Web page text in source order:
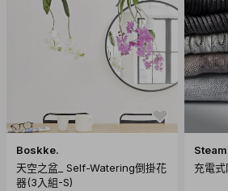
Boskke.
天空之盆_ Self-Watering倒掛花
器(3入組-S)
充電式